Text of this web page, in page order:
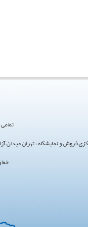
نمایشگاه : تهران میدان آزادی خیابان آزادی میدان
خط